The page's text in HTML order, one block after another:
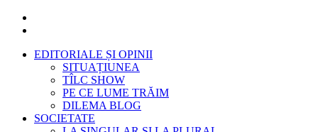
EDITORIALE ȘI OPINII
SITUAȚIUNEA
TÎLC SHOW
PE CE LUME TRĂIM
DILEMA BLOG
SOCIETATE